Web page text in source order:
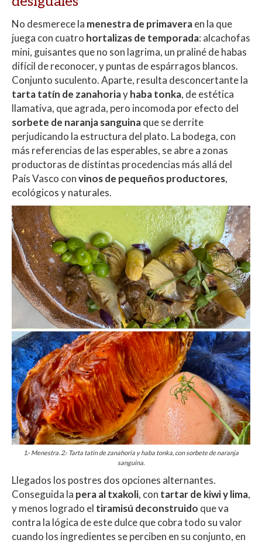
No desmerece la menestra de primaveraen la que
juega con cuatro hortalizas de temporada: alcachofas
mini, guisantes que no son lagrima, un praliné de habas
difícil de reconocer, y puntas de espárragos blancos.
Conjunto suculento. Aparte, resulta desconcertante la
tarta tatín de zanahoriayhaba tonka, de estética
llamativa, queagrada, pero incomoda por efecto del
sorbete de naranja sanguinaque se derrite
perjudicando la estructura del plato. La bodega, con
más referencias de las esperables, se abre a zonas
productoras de distintas procedencias más allá del
País Vasco convinos de pequeños productores,
ecológicos y naturales.
1.- Menestra. 2.- Tarta tatin de zanahoria y haba tonka, con sorbete de naranja
sanguina.
Llegados los postres dos opciones alternantes.
Conseguida la pera al txakoli, con tartar de kiwi y lima,
y menos logrado el tiramisú deconstruido que va
contra la lógica de este dulce que cobra todo su valor
cuando los ingredientes se perciben en su conjunto, en